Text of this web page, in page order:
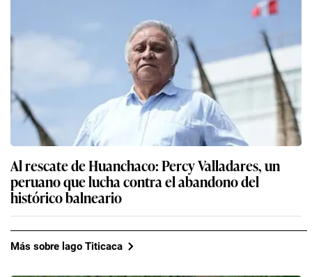
Al rescate de Huanchaco: Percy Valladares, un
peruano que lucha contra el abandono del
histórico balneario
Más sobre lago Titicaca